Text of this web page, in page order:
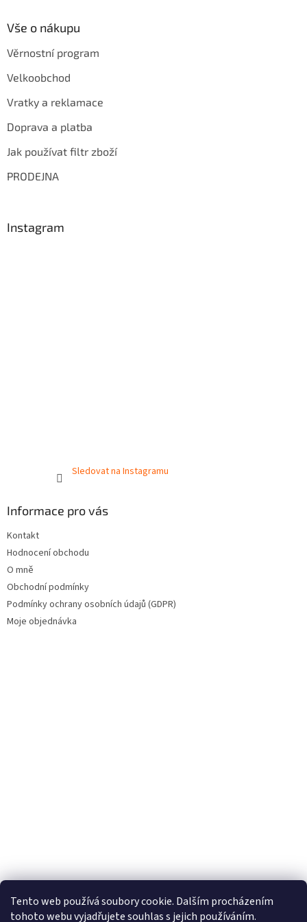
Tento web používá soubory cookie. Dalším procházením
tohoto webu vyjadřujete souhlas s jejich používáním.
Vše o nákupu
Věrnostní program
Velkoobchod
Vratky a reklamace
Doprava a platba
Jak používat filtr zboží
PRODEJNA
Instagram
Sledovat na Instagramu
Informace pro vás
Kontakt
Hodnocení obchodu
O mně
Obchodní podmínky
Podmínky ochrany osobních údajů (GDPR)
Moje objednávka